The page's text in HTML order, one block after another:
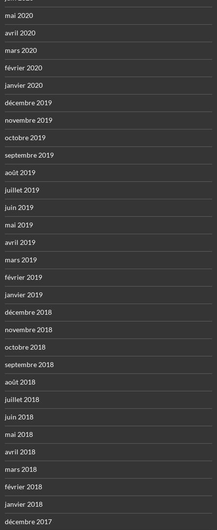
mai 2020
avril 2020
mars 2020
février 2020
janvier 2020
décembre 2019
novembre 2019
octobre 2019
septembre 2019
août 2019
juillet 2019
juin 2019
mai 2019
avril 2019
mars 2019
février 2019
janvier 2019
décembre 2018
novembre 2018
octobre 2018
septembre 2018
août 2018
juillet 2018
juin 2018
mai 2018
avril 2018
mars 2018
février 2018
janvier 2018
décembre 2017